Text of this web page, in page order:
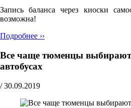
Запись баланса через киоски
возможна!
Подробнее ››
Все чаще тюменцы выбирают
автобусах
/ 30.09.2019